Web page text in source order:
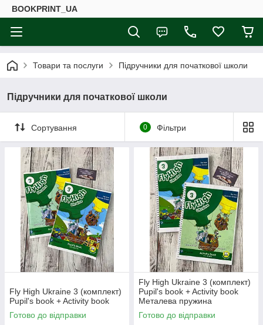
BOOKPRINT_UA
Товари та послуги Підручники для початкової школи
Підручники для початкової школи
Сортування 0 Фільтри
Fly High Ukraine 3 (комплект)
Pupil's book + Activity book
Готово до відправки
Fly High Ukraine 3 (комплект)
Pupil's book + Activity book
Металева пружина
Готово до відправки